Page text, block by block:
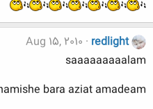
redlight
Aug 15, 2010
saaaaaaaaalam
bara aziat amadeam